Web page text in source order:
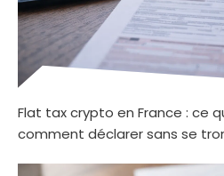
Flat tax crypto en France : ce
comment déclarer sans se